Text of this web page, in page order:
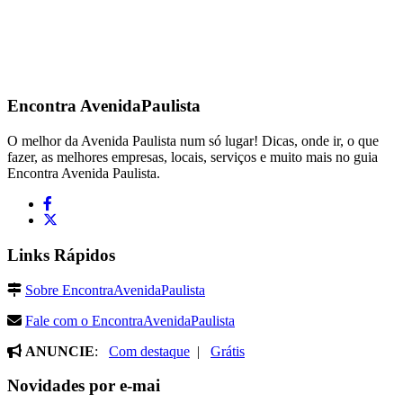
EncontraAvenidaPaulista
O melhor da Avenida Paulista num só lugar! Dicas, onde ir, o que
fazer, as melhores empresas, locais, serviços e muito mais no guia
Encontra Avenida Paulista.
Links Rápidos
Sobre EncontraAvenidaPaulista
Fale com o EncontraAvenidaPaulista
ANUNCIE: Com destaque | Grátis
Novidades por e-mai